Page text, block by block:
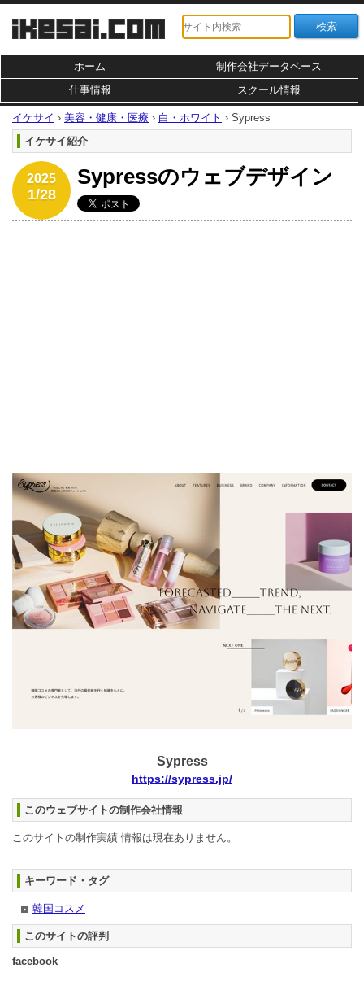
ホーム
制作会社データベース
仕事情報
スクール情報
イケサイ › 美容・健康・医療 › 白・ホワイト › Sypress
イケサイ紹介
2025
1/28
Sypressのウェブデザイン
Sypress
https://sypress.jp/
このウェブサイトの制作会社情報
このサイトの制作実績 情報は現在ありません。
キーワード・タグ
韓国コスメ
このサイトの評判
facebook